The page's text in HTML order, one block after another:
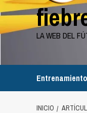
LA WEB DEL
INICIO